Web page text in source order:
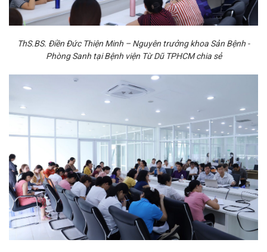
ThS.BS. Điền Đức Thiện Minh – Nguyên trưởng khoa Sản Bệnh -
Phòng Sanh tại Bệnh viện Từ Dũ TPHCM chia sẻ